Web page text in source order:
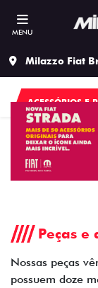
MENU
Milazzo Fiat
ACESSÓRIOS E
Peças e
Nossas peças
possuem doze